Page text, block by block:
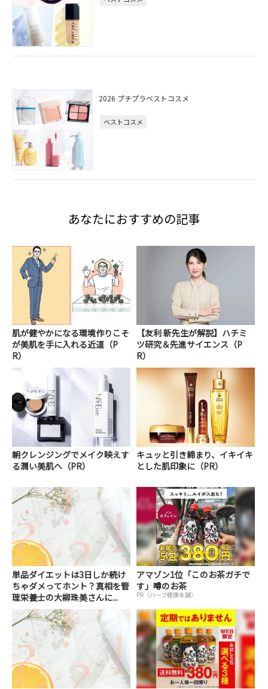
2026 プチプラベストコスメ
ベストコスメ
あなたにおすすめの記事
肌が健やかになる環境作りこそ
が美肌を手に入れる近道（P
R）
【友利 新先生が解説】ハチミ
ツ研究＆先進サイエンス（P
R）
朝クレンジングでメイク映えす
る潤い美肌へ（PR）
キュッと引き締まり、イキイキ
とした肌印象に（PR）
単品ダイエットは3日しか続け
ちゃダメってホント？真相を管
理栄養士の大柳珠美さんに...
アマゾン1位「このお茶ガチで
す」噂のお茶
PR（ハーブ健康本舗）